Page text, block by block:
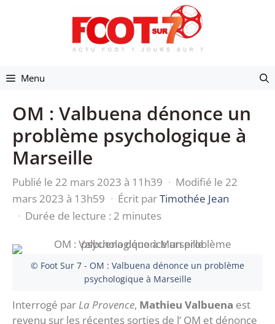
Menu
OM : Valbuena dénonce un
problème psychologique à
Marseille
Publié le 22 mars 2023 à 11h39 · Modifié le 22
mars 2023 à 13h59 · Écrit parTimothée Jean
· Durée de lecture : 2 minutes
© Foot Sur 7 - OM : Valbuena dénonce un problème
psychologique à Marseille
Interrogé par La Provence, Mathieu Valbuena est
revenu sur les récentes sorties de l’ OM et dénonce